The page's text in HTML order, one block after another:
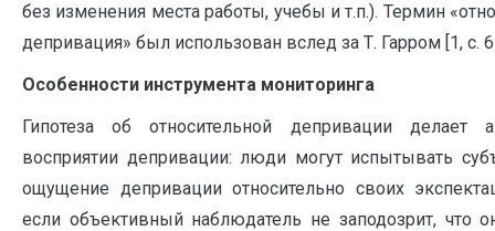
без изменения места работы, учебы и т.п.). Термин
депривация» был использован вслед за Т. Гарром [1, с.
Особенности инструмента мониторинга
Гипотеза об относительной депривации делает
восприятии депривации: люди могут испытывать
ощущение депривации относительно своих
если объективный наблюдатель не заподозрит, что